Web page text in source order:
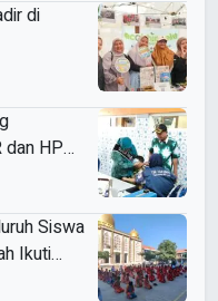
di
HPV
Siswa
Ikuti